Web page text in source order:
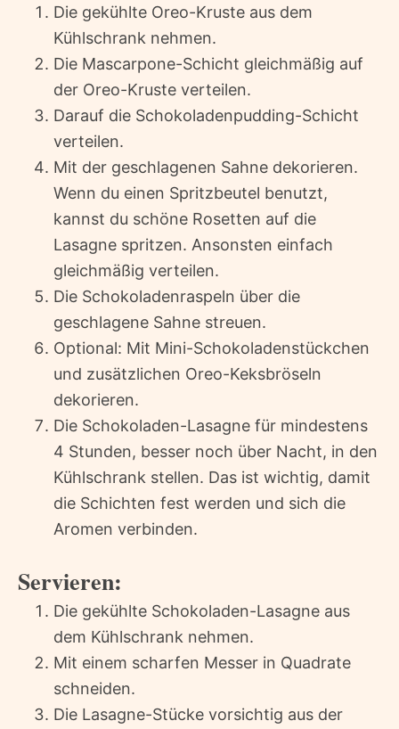
Die gekühlte Oreo-Kruste aus dem
Kühlschrank nehmen.
Die Mascarpone-Schicht gleichmäßig auf
der Oreo-Kruste verteilen.
Darauf die Schokoladenpudding-Schicht
verteilen.
Mit der geschlagenen Sahne dekorieren.
Wenn du einen Spritzbeutel benutzt,
kannst du schöne Rosetten auf die
Lasagne spritzen. Ansonsten einfach
gleichmäßig verteilen.
Die Schokoladenraspeln über die
geschlagene Sahne streuen.
Optional: Mit Mini-Schokoladenstückchen
und zusätzlichen Oreo-Keksbröseln
dekorieren.
Die Schokoladen-Lasagne für mindestens
4 Stunden, besser noch über Nacht, in den
Kühlschrank stellen. Das ist wichtig, damit
die Schichten fest werden und sich die
Aromen verbinden.
Servieren:
Die gekühlte Schokoladen-Lasagne aus
dem Kühlschrank nehmen.
Mit einem scharfen Messer in Quadrate
schneiden.
Die Lasagne-Stücke vorsichtig aus der